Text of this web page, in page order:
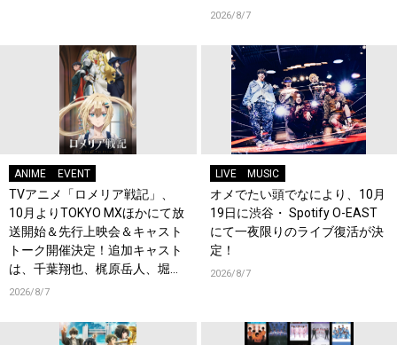
2026/8/7
ANIME EVENT
TVアニメ「ロメリア戦記」、
10月よりTOKYO MXほかにて放
送開始＆先行上映会＆キャスト
トーク開催決定！追加キャスト
は、千葉翔也、梶原岳人、堀江
瞬、綿貫竜之介！PV第1弾公
2026/8/7
LIVE MUSIC
オメでたい頭でなにより、10月
19日に渋谷・ Spotify O-EAST
にて一夜限りのライブ復活が決
定！
2026/8/7